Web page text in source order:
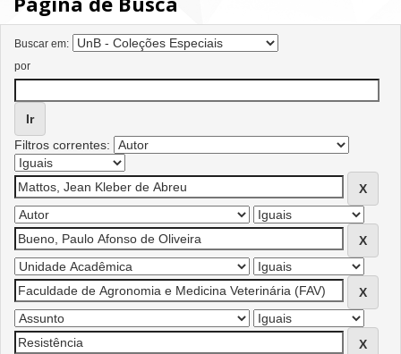
Buscar em:
por
Filtros correntes: